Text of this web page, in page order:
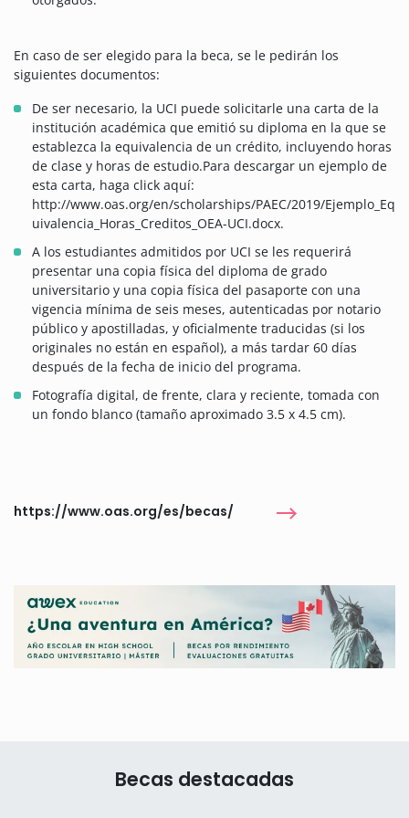
En caso de ser elegido para la beca, se le pedirán los
siguientes documentos:
De ser necesario, la UCI puede solicitarle una carta de la
institución académica que emitió su diploma en la que se
establezca la equivalencia de un crédito, incluyendo horas
de clase y horas de estudio.Para descargar un ejemplo de
esta carta, haga click aquí:
http://www.oas.org/en/scholarships/PAEC/2019/Ejemplo_Eq
uivalencia_Horas_Creditos_OEA-UCI.docx.
A los estudiantes admitidos por UCI se les requerirá
presentar una copia física del diploma de grado
universitario y una copia física del pasaporte con una
vigencia mínima de seis meses, autenticadas por notario
público y apostilladas, y oficialmente traducidas (si los
originales no están en español), a más tardar 60 días
después de la fecha de inicio del programa.
Fotografía digital, de frente, clara y reciente, tomada con
un fondo blanco (tamaño aproximado 3.5 x 4.5 cm).
https://www.oas.org/es/becas/
Becas destacadas